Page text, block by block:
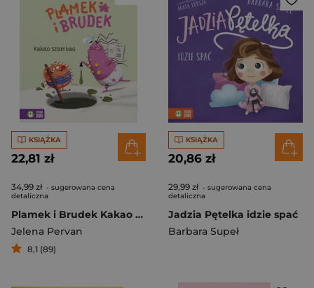
KSIĄŻKA
22,81 zł
34,99 zł - sugerowana cena
detaliczna
Plamek i Brudek Kakao szambao
Jelena Pervan
8,1 (89)
KSIĄŻKA
20,86 zł
29,99 zł - sugerowana cena
detaliczna
Jadzia Pętelka idzie spać
Barbara Supeł